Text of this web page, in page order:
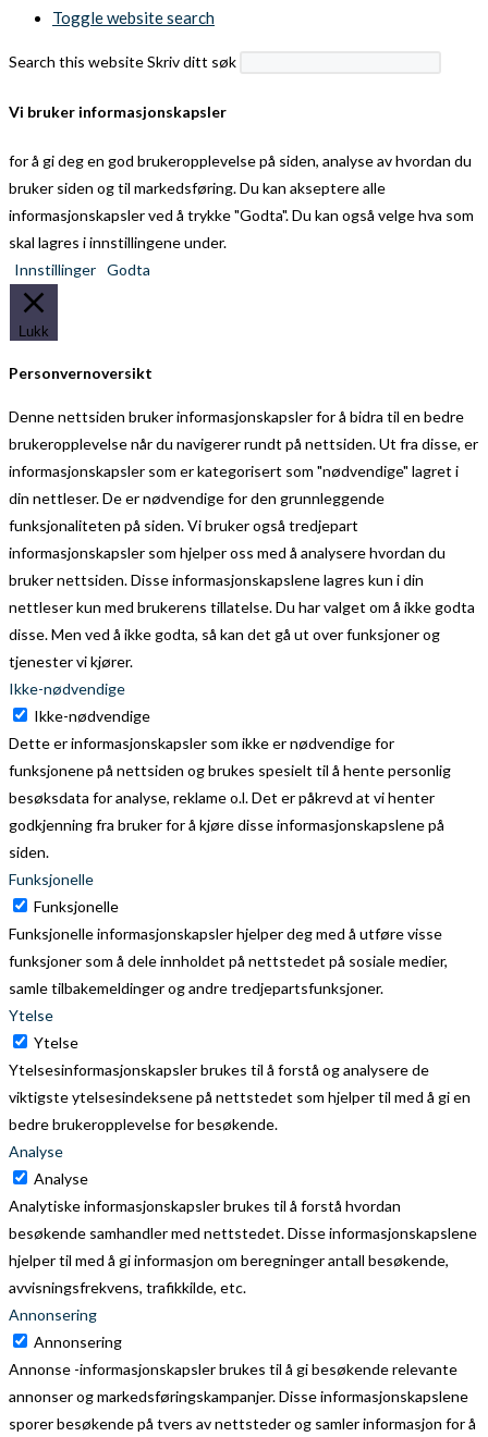
Toggle website search
Search this websiteSkriv ditt søk
Vi bruker informasjonskapsler
for å gi deg en god brukeropplevelse på siden, analyse av hvordan du
bruker siden og til markedsføring. Du kan akseptere alle
informasjonskapsler ved å trykke "Godta". Du kan også velge hva som
skal lagres i innstillingene under.
Innstillinger Godta
Lukk
Personvernoversikt
Denne nettsiden bruker informasjonskapsler for å bidra til en bedre
brukeropplevelse når du navigerer rundt på nettsiden. Ut fra disse, er
informasjonskapsler som er kategorisert som "nødvendige" lagret i
din nettleser. De er nødvendige for den grunnleggende
funksjonaliteten på siden. Vi bruker også tredjepart
informasjonskapsler som hjelper oss med å analysere hvordan du
bruker nettsiden. Disse informasjonskapslene lagres kun i din
nettleser kun med brukerens tillatelse. Du har valget om å ikke godta
disse. Men ved å ikke godta, så kan det gå ut over funksjoner og
tjenester vi kjører.
Ikke-nødvendige
Ikke-nødvendige
Dette er informasjonskapsler som ikke er nødvendige for
funksjonene på nettsiden og brukes spesielt til å hente personlig
besøksdata for analyse, reklame o.l. Det er påkrevd at vi henter
godkjenning fra bruker for å kjøre disse informasjonskapslene på
siden.
Funksjonelle
Funksjonelle
Funksjonelle informasjonskapsler hjelper deg med å utføre visse
funksjoner som å dele innholdet på nettstedet på sosiale medier,
samle tilbakemeldinger og andre tredjepartsfunksjoner.
Ytelse
Ytelse
Ytelsesinformasjonskapsler brukes til å forstå og analysere de
viktigste ytelsesindeksene på nettstedet som hjelper til med å gi en
bedre brukeropplevelse for besøkende.
Analyse
Analyse
Analytiske informasjonskapsler brukes til å forstå hvordan
besøkende samhandler med nettstedet. Disse informasjonskapslene
hjelper til med å gi informasjon om beregninger antall besøkende,
avvisningsfrekvens, trafikkilde, etc.
Annonsering
Annonsering
Annonse -informasjonskapsler brukes til å gi besøkende relevante
annonser og markedsføringskampanjer. Disse informasjonskapslene
sporer besøkende på tvers av nettsteder og samler informasjon for å